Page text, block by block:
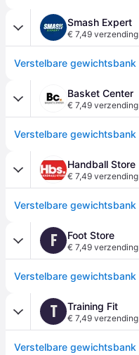
Smash Expert
€ 7,49 verzending
Basket Center
€ 7,49 verzending
Handball Store
€ 7,49 verzending
F Foot Store
€ 7,49 verzending
T Training Fit
€ 7,49 verzending